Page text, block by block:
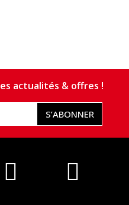
actualités & offres !
S’ABONNER